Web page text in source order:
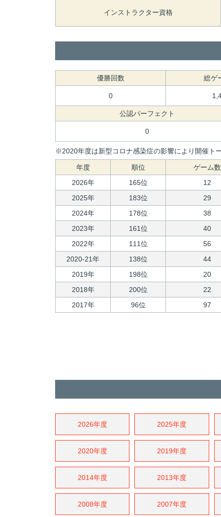
インストラクター資格
優勝回数 総ゲ
0
公認パーフェクト
0
※2020年度は新型コロナ感染症の影響により開催ト
年度 順位 ゲーム数
2026年
165位 12
2025年
183位 29
2024年
178位 38
2023年
161位 40
2022年
111位 56
2020-21年
138位 44
2019年
198位 20
2018年
200位 22
2017年
96位 97
2026年度 2025年度
2020年度 2019年度
2014年度 2013年度
2008年度 2007年度